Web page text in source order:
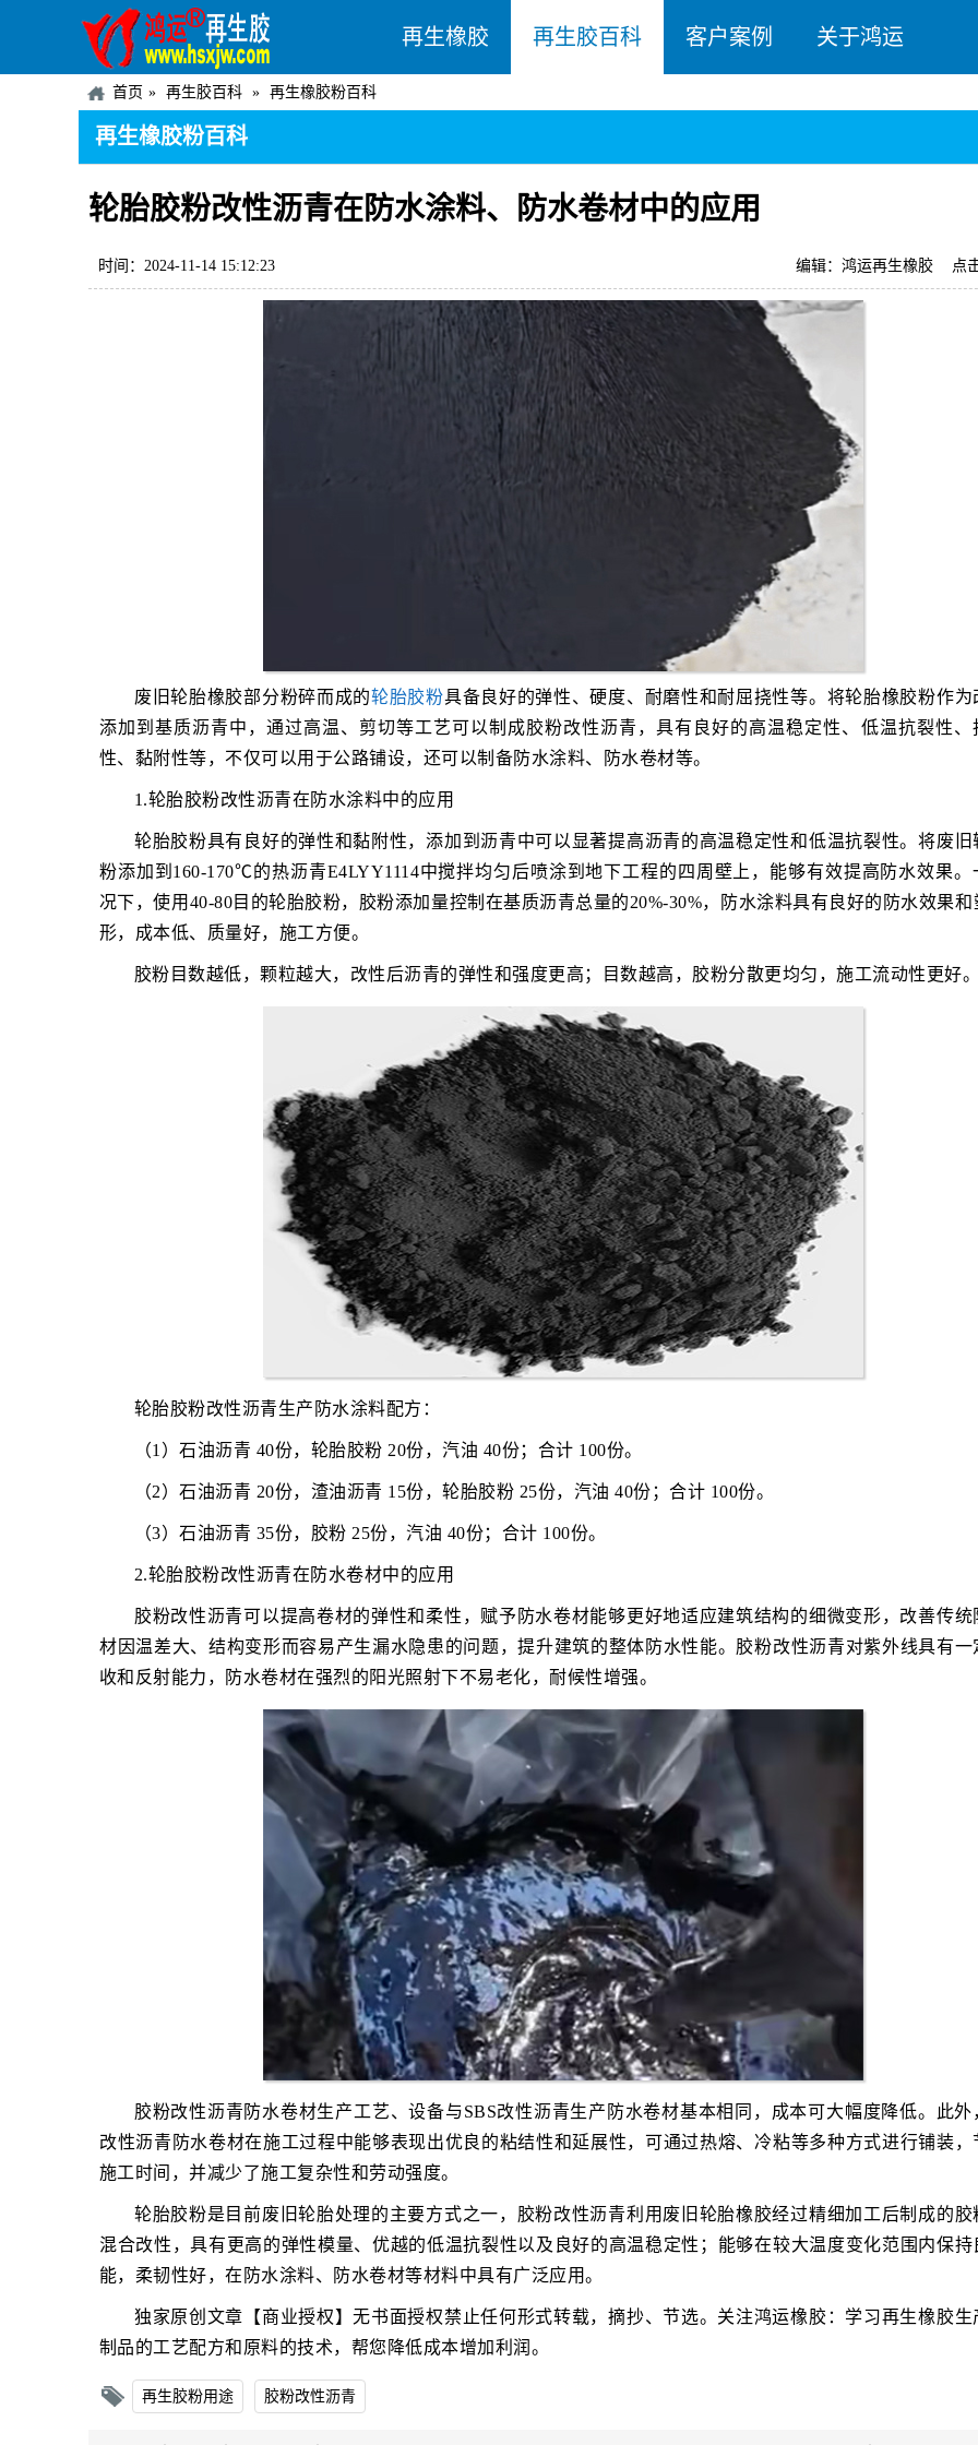
再生橡胶 再生胶百科 客户案例 关于鸿运
首页 再生胶百科 再生橡胶粉百科
再生橡胶粉百科
轮胎胶粉改性沥青在防水涂料、防水卷材中的应用
时间：2024-11-14 15:12:23 点
编辑：鸿运再生橡胶
废旧轮胎橡胶部分粉碎而成的轮胎胶粉具备良好的弹性、硬度、耐磨性和耐屈挠性等。将轮胎橡胶粉作为
添加到基质沥青中，通过高温、剪切等工艺可以制成胶粉改性沥青，具有良好的高温稳定性、低温抗裂性、
性、黏附性等，不仅可以用于公路铺设，还可以制备防水涂料、防水卷材等。
1.轮胎胶粉改性沥青在防水涂料中的应用
轮胎胶粉具有良好的弹性和黏附性，添加到沥青中可以显著提高沥青的高温稳定性和低温抗裂性。将废旧
粉添加到160-170℃的热沥青E4LYY1114中搅拌均匀后喷涂到地下工程的四周壁上，能够有效提高防水效果。
况下，使用40-80目的轮胎胶粉，胶粉添加量控制在基质沥青总量的20%-30%，防水涂料具有良好的防水效果和
形，成本低、质量好，施工方便。
胶粉目数越低，颗粒越大，改性后沥青的弹性和强度更高；目数越高，胶粉分散更均匀，施工流动性更好。
轮胎胶粉改性沥青生产防水涂料配方：
（1）石油沥青 40份，轮胎胶粉 20份，汽油 40份；合计 100份。
（2）石油沥青 20份，渣油沥青 15份，轮胎胶粉 25份，汽油 40份；合计 100份。
（3）石油沥青 35份，胶粉 25份，汽油 40份；合计 100份。
2.轮胎胶粉改性沥青在防水卷材中的应用
胶粉改性沥青可以提高卷材的弹性和柔性，赋予防水卷材能够更好地适应建筑结构的细微变形，改善传统
材因温差大、结构变形而容易产生漏水隐患的问题，提升建筑的整体防水性能。胶粉改性沥青对紫外线具有一
收和反射能力，防水卷材在强烈的阳光照射下不易老化，耐候性增强。
胶粉改性沥青防水卷材生产工艺、设备与SBS改性沥青生产防水卷材基本相同，成本可大幅度降低。此外
改性沥青防水卷材在施工过程中能够表现出优良的粘结性和延展性，可通过热熔、冷粘等多种方式进行铺装，
施工时间，并减少了施工复杂性和劳动强度。
轮胎胶粉是目前废旧轮胎处理的主要方式之一，胶粉改性沥青利用废旧轮胎橡胶经过精细加工后制成的胶
混合改性，具有更高的弹性模量、优越的低温抗裂性以及良好的高温稳定性；能够在较大温度变化范围内保持
能，柔韧性好，在防水涂料、防水卷材等材料中具有广泛应用。
独家原创文章【商业授权】无书面授权禁止任何形式转载，摘抄、节选。关注鸿运橡胶：学习再生橡胶生
制品的工艺配方和原料的技术，帮您降低成本增加利润。
再生胶粉用途 胶粉改性沥青